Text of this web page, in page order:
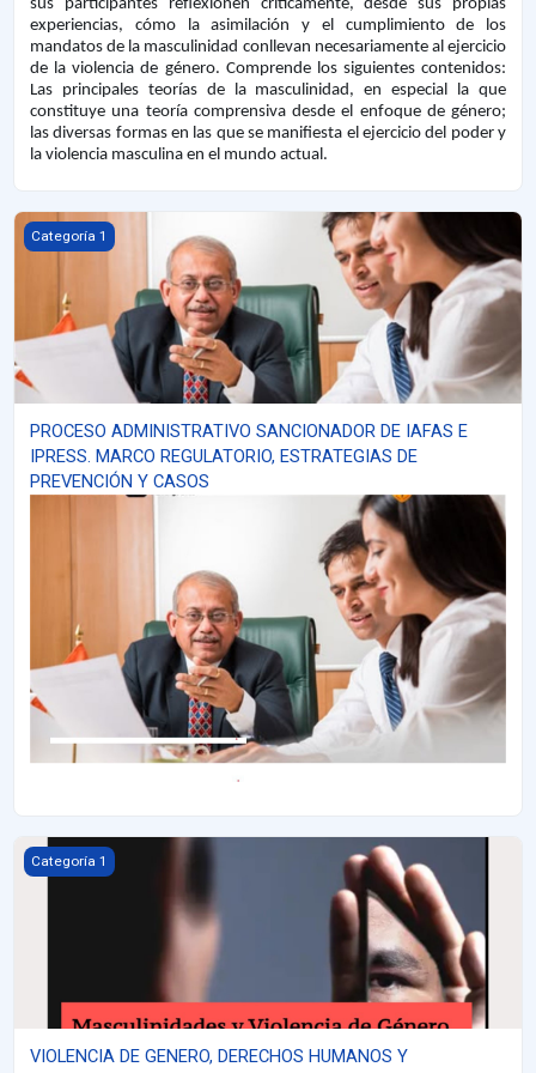
sus participantes reflexionen críticamente, desde sus propias
experiencias, cómo la asimilación y el cumplimiento de los
mandatos de la masculinidad conllevan necesariamente al ejercicio
de la violencia de género. Comprende los siguientes contenidos:
Las principales teorías de la masculinidad, en especial la que
constituye una teoría comprensiva desde el enfoque de género;
las diversas formas en las que se manifiesta el ejercicio del poder y
la violencia masculina en el mundo actual.
PROCESO ADMINISTRATIVO SANCIONADOR DE IAFAS E
Categoría 1
PROCESO ADMINISTRATIVO SANCIONADOR DE IAFAS E
IPRESS. MARCO REGULATORIO, ESTRATEGIAS DE
PREVENCIÓN Y CASOS
VIOLENCIA DE GENERO, DERECHOS HUMANOS Y SEXUALIDADES
Categoría 1
VIOLENCIA DE GENERO, DERECHOS HUMANOS Y